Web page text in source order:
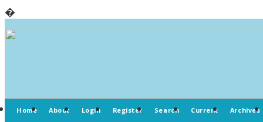
�
Home About Login Register Search Current Archives